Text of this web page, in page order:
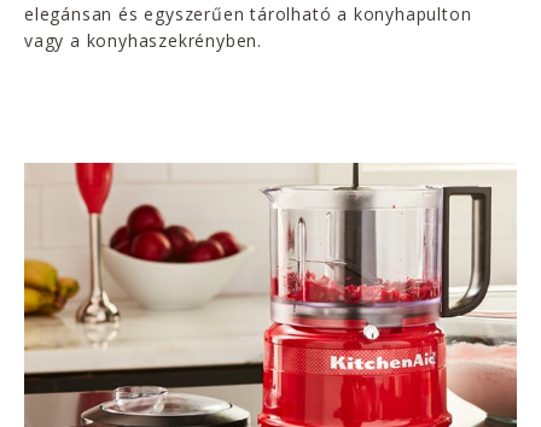
elegánsan és egyszerűen tárolható a konyhapulton
vagy a konyhaszekrényben.